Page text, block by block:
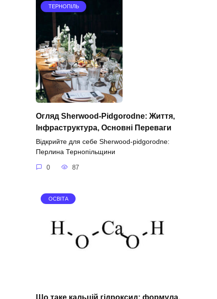
ТЕРНОПІЛЬ
Огляд Sherwood-Pidgorodne: Життя,
Інфраструктура, Основні Переваги
Відкрийте для себе Sherwood-pidgorodne:
Перлина Тернопільщини
0 87
ОСВІТА
Що таке кальцій гідроксид: формула,